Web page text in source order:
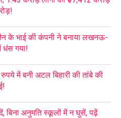
के भाई की कंपनी ने बनाया लखनऊ-
धंस गया!
में बनी अटल बिहारी की तांबे की
बिना अनुमति स्कूलों में न घुसें, पढ़ें